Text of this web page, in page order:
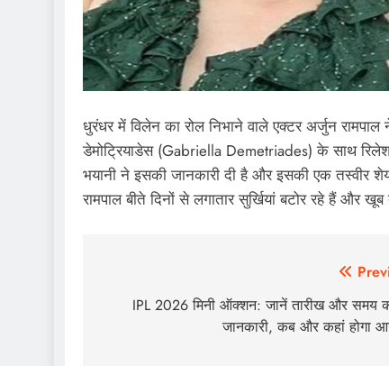
धुरंधर में विलेन का रोल निभाने वाले एक्टर अर्जुन
डेमोट्रियाडेस (Gabriella Demetriades) के साथ
भयानी ने इसकी जानकारी दी है और इसकी एक तस्वीर
रामपाल बीते दिनों से लगातार सुर्खियां बटोर रहे हैं और
navigation
IPL 2026 मिनी ऑक्शन: जानें तारीख और समय
जानकारी, कब और कहां होगा